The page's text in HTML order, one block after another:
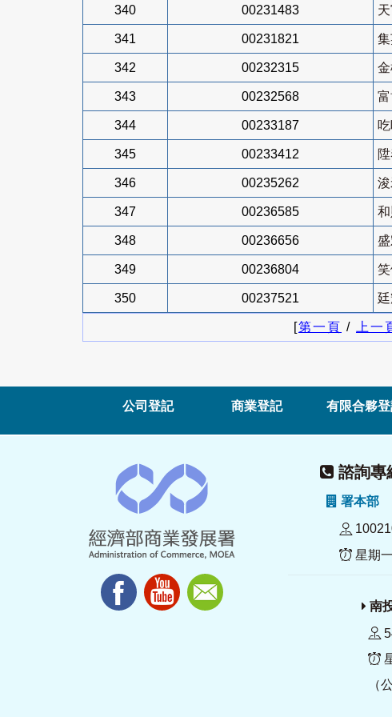
340 00231483
341 00231821
342 00232315
343 00232568
344 00233187
345 00233412
346 00235262
347 00236585
348 00236656
349 00236804
350 00237521
[第一頁 / 上一
公司登記 商業登記 有限合夥
諮詢專
署本
星期
南
（